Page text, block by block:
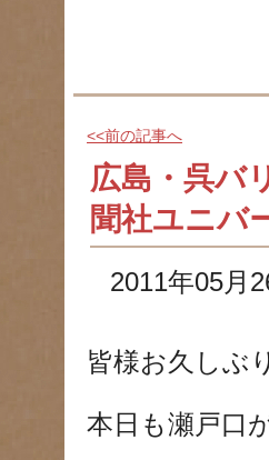
<<前の記事へ
広島・呉バ
聞社ユニバ
2011年05
皆様お久しぶ
本日も瀬戸口